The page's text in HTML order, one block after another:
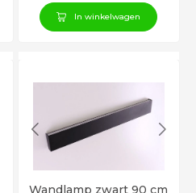
In winkelwagen
Wandlamp zwart 90 cm